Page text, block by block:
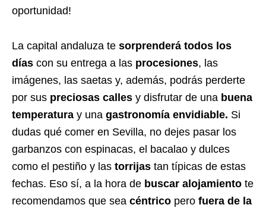
oportunidad!
La capital andaluza te sorprenderá todos los
días con su entrega a las procesiones, las
imágenes, las saetas y, además, podrás perderte
por sus preciosas calles y disfrutar de una buena
temperatura y una gastronomía envidiable. Si
dudas qué comer en Sevilla, no dejes pasar los
garbanzos con espinacas, el bacalao y dulces
como el pestiño y las torrijas tan típicas de estas
fechas. Eso sí, a la hora de buscar alojamiento te
recomendamos que sea céntrico pero fuera de la